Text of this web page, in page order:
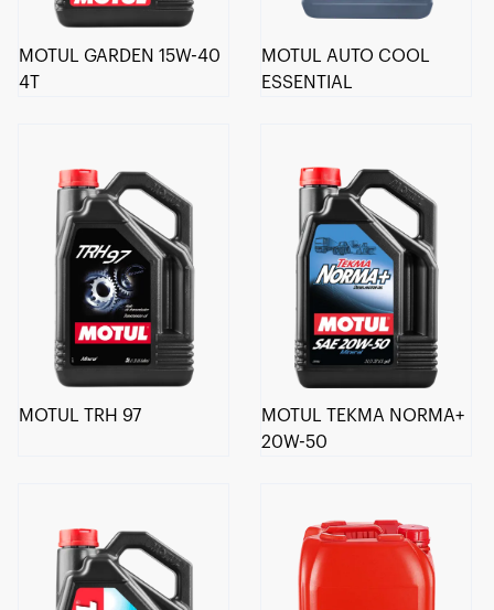
MOTUL GARDEN 15W-40
4T
MOTUL AUTO COOL
ESSENTIAL
MOTUL TRH 97
MOTUL TEKMA NORMA+
20W-50